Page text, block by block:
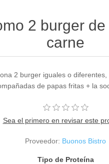
2 burger
carne
2 burger iguales o
de papas fritas + la
Sea el primero en revisar este
Proveedor: Buonos Bistro
Tipo de Proteína